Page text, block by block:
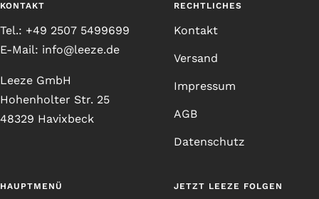
KONTAKT
Tel.: +49 2507 5499699
E-Mail: info@leeze.de
Leeze GmbH
Hohenholter Str. 25
48329 Havixbeck
RECHTLICHES
Kontakt
Versand
Impressum
AGB
Datenschutz
HAUPTMENÜ JETZT LEEZE FOLGEN